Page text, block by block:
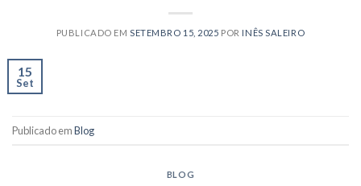
PUBLICADO EMSETEMBRO 15, 2025 POR INÊS SALEIRO
15
Set
Publicado emBlog
BLOG